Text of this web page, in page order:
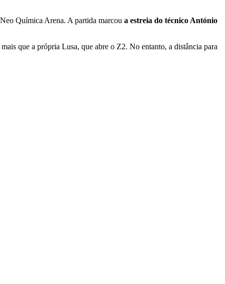
Química Arena. A partida marcou a estreia do técnico António
que a própria Lusa, que abre o Z2. No entanto, a distância para